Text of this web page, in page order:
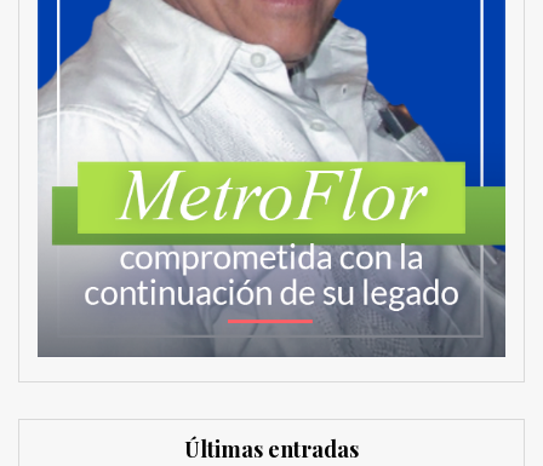
Últimas entradas